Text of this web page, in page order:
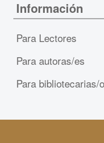
Información
Para Lectores
Para autoras/es
Para bibliotecarias/